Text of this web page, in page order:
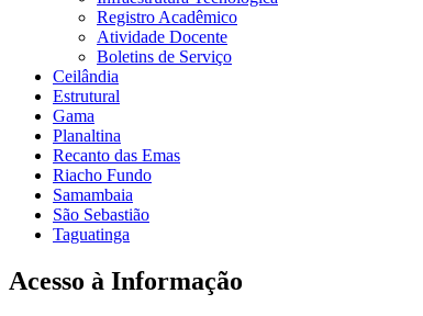
Registro Acadêmico
Atividade Docente
Boletins de Serviço
Ceilândia
Estrutural
Gama
Planaltina
Recanto das Emas
Riacho Fundo
Samambaia
São Sebastião
Taguatinga
Acesso à Informação